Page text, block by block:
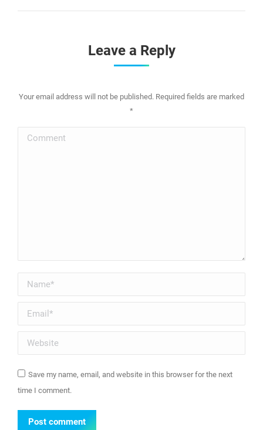
Leave a Reply
Your email address will not be published. Required fields are marked
*
Comment
Name *
Email *
Website
Save my name, email, and website in this browser for the next
time I comment.
Post comment